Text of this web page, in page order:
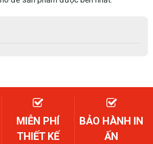
MIỄN PHÍ
THIẾT KẾ
BẢO HÀNH IN
ẤN